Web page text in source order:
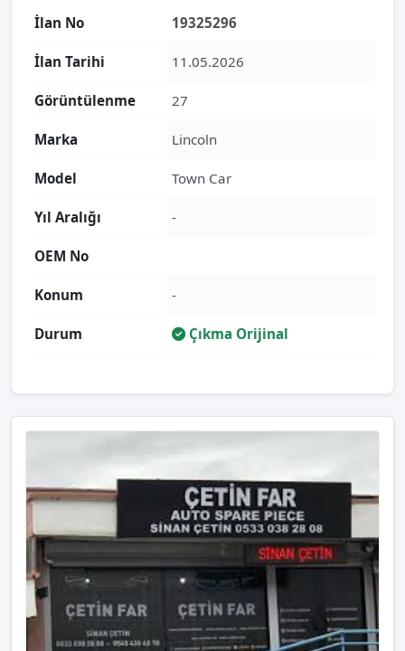
İlan No 19325296
İlan Tarihi 11.05.2026
Görüntülenme 27
Marka Lincoln
Model Town Car
Yıl Aralığı -
OEM No
Konum -
Durum Çıkma Orijinal